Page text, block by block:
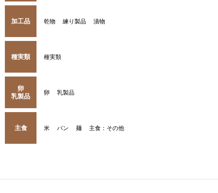
加工品 乾物 練り製品 漬物
種実類 種実類
卵
乳製品
卵 乳製品
主食 米 パン 麺 主食：その他